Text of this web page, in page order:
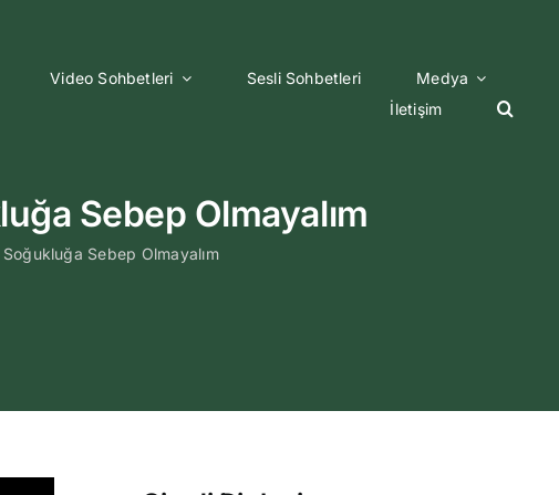
Video Sohbetleri Sesli Sohbetleri
Medya
İletişim
Sebep Olmayalım
Sebep Olmayalım